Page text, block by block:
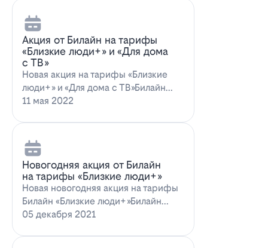
Акция от Билайн на тарифы
«Близкие люди+» и «Для дома
с ТВ»
Новая акция на тарифы «Близкие
люди+» и «Для дома с ТВ»Билайн
предлагает выг…
11 мая 2022
Новогодняя акция от Билайн
на тарифы «Близкие люди+»
Новая новогодняя акция на тарифы
Билайн «Близкие люди+»Билайн
предлагает новогоднее пред…
05 декабря 2021